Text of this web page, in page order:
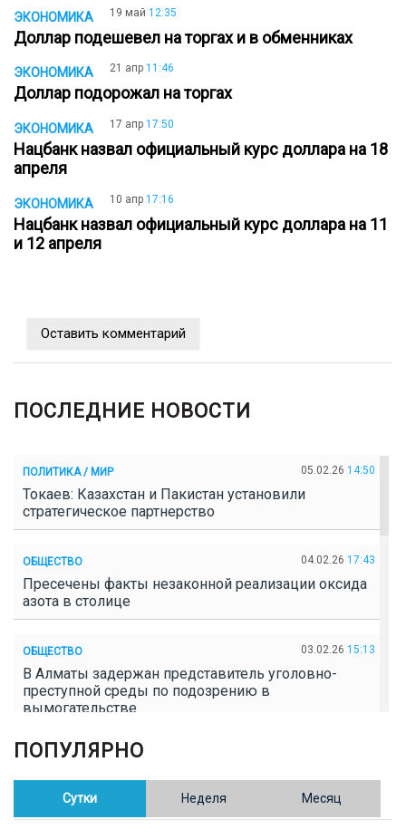
ЭКОНОМИКА 19 май 12:35
Доллар подешевел на торгах и в обменниках
ЭКОНОМИКА 21 апр 11:46
Доллар подорожал на торгах
ЭКОНОМИКА 17 апр 17:50
Нацбанк назвал официальный курс доллара на 18
апреля
ЭКОНОМИКА 10 апр 17:16
Нацбанк назвал официальный курс доллара на 11
и 12 апреля
Оставить комментарий
ПОСЛЕДНИЕ НОВОСТИ
ПОЛИТИКА / МИР 05.02.26 14:50
Токаев: Казахстан и Пакистан установили
стратегическое партнерство
ОБЩЕСТВО 04.02.26 17:43
Пресечены факты незаконной реализации оксида
азота в столице
ОБЩЕСТВО 03.02.26 15:13
В Алматы задержан представитель уголовно-
преступной среды по подозрению в
вымогательстве
ОБЩЕСТВО
Полицейские пресекли незаконное выращивание
конопли в Таразе
ПОПУЛЯРНО
Сутки Неделя Месяц